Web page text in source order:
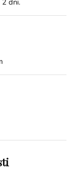
2 dni.